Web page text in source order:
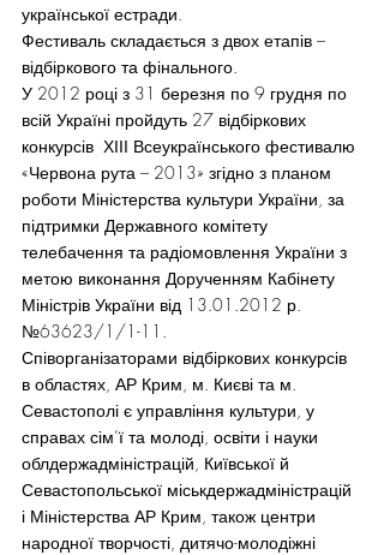
української естради.
Фестиваль складається з двох етапів –
відбіркового та фінального.
У 2012 році з 31 березня по 9 грудня по
всій Україні пройдуть 27 відбіркових
конкурсів  ХІІІ Всеукраїнського фестивалю
«Червона рута – 2013» згідно з планом
роботи Міністерства культури України, за
підтримки Державного комітету
телебачення та радіомовлення України з
метою виконання Дорученням Кабінету
Міністрів України від 13.01.2012 р.
№63623/1/1-11.
Співорганізаторами відбіркових конкурсів
в областях, АР Крим, м. Києві та м.
Севастополі є управління культури, у
справах сім’ї та молоді, освіти і науки
облдержадміністрацій, Київської й
Севастопольської міськдержадміністрацій
і Міністерства АР Крим, також центри
народної творчості, дитячо-молодіжні